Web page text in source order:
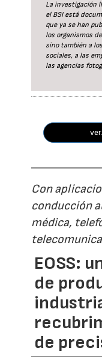
La investigación
el BSI está
que ya se han
los organismos
sino también a
sociales, a las
las agencias
Con
conducción
médica,
EOSS:
de
de